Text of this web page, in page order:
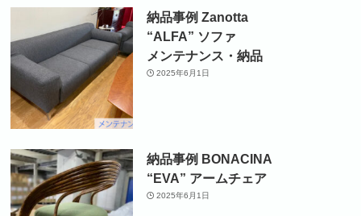
納品事例 Zanotta
“ALFA” ソファ
メンテナンス・納品
2025年6月1日
納品事例 BONACINA
“EVA” アームチェア
2025年6月1日